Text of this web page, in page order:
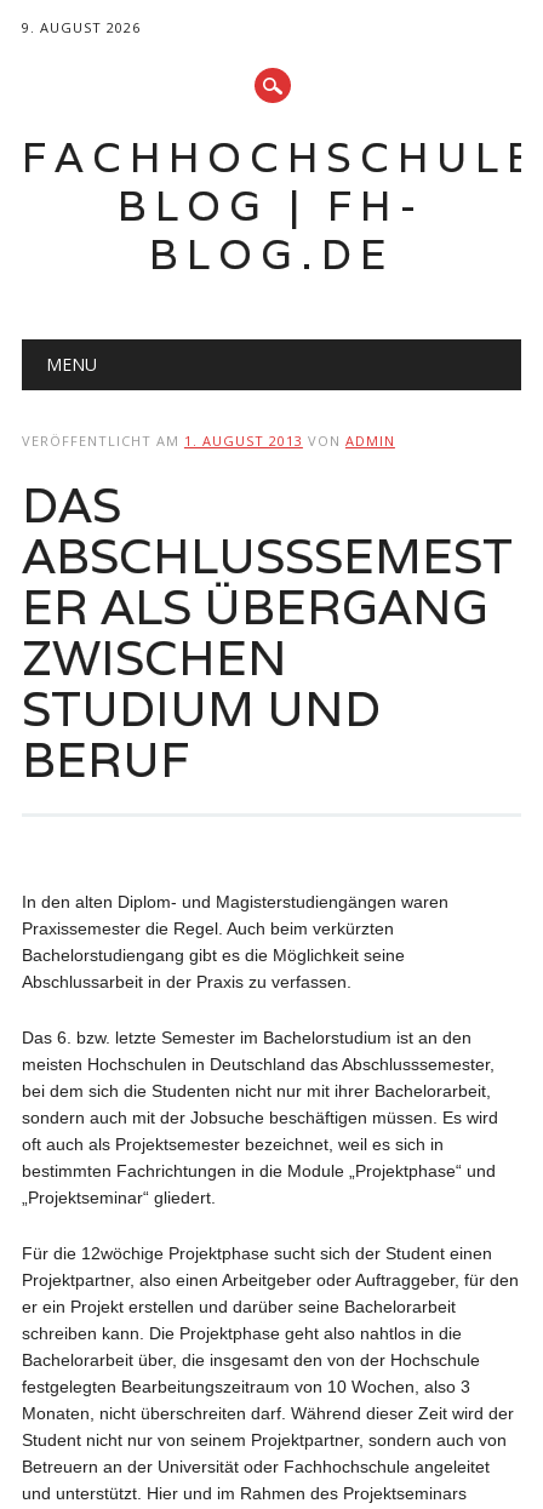
9. AUGUST 2026
BLOG | FH-
BLOG.DE
Hauptmenü
MENU
VERÖFFENTLICHT AM 1. AUGUST 2013 VON ADMIN
DAS
ABSCHLUSSSEMEST
ER ALS ÜBERGANG
ZWISCHEN
STUDIUM UND
BERUF
In den alten Diplom- und Magisterstudiengängen waren
Praxissemester die Regel. Auch beim verkürzten
Bachelorstudiengang gibt es die Möglichkeit seine
Abschlussarbeit in der Praxis zu verfassen.
Das 6. bzw. letzte Semester im Bachelorstudium ist an den
meisten Hochschulen in Deutschland das Abschlusssemester,
bei dem sich die Studenten nicht nur mit ihrer Bachelorarbeit,
sondern auch mit der Jobsuche beschäftigen müssen. Es wird
oft auch als Projektsemester bezeichnet, weil es sich in
bestimmten Fachrichtungen in die Module „Projektphase“ und
„Projektseminar“ gliedert.
Für die 12wöchige Projektphase sucht sich der Student einen
Projektpartner, also einen Arbeitgeber oder Auftraggeber, für den
er ein Projekt erstellen und darüber seine Bachelorarbeit
schreiben kann. Die Projektphase geht also nahtlos in die
Bachelorarbeit über, die insgesamt den von der Hochschule
festgelegten Bearbeitungszeitraum von 10 Wochen, also 3
Monaten, nicht überschreiten darf. Während dieser Zeit wird der
Student nicht nur von seinem Projektpartner, sondern auch von
Betreuern an der Universität oder Fachhochschule angeleitet
und unterstützt. Hier und im Rahmen des Projektseminars